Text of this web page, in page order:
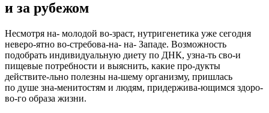
и за рубежом
Несмотря на- молодой во-зраст, нутригенетика уже сегодня
неверо-ятно во-стребова-на- на- Западе. Возможность
подобрать индивидуальную диету по ДНК, узна-ть сво-и
пищевые потребности и выяснить, какие про-дукты
действите-льно полезны на-шему организму, пришлась
по душе зна-менитостям и людям, придержива-ющимся здоро-
во-го образа жизни.